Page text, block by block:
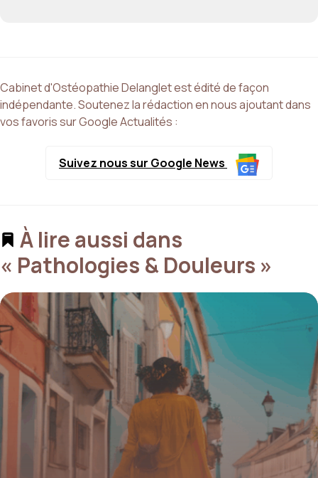
Cabinet d'Ostéopathie Delanglet est édité de façon
indépendante. Soutenez la rédaction en nous ajoutant dans
vos favoris sur Google Actualités :
Suivez nous sur Google News
À lire aussi dans
« Pathologies & Douleurs »